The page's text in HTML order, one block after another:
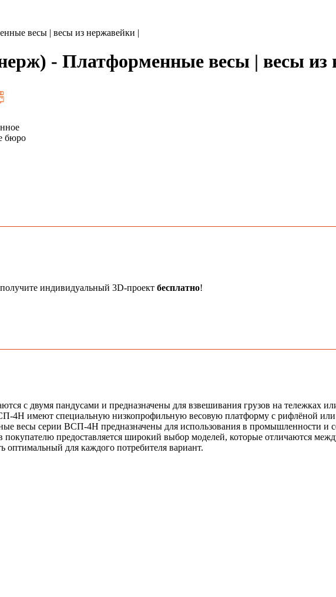
весы | весы из нержавейки |
- Платформенные весы | весы из
бюро
получите индивидуальный 3D-проект бесплатно!
с двумя пандусами и предназначены для взвешивания грузов на тележках
4Н имеют специальную низкопрофильную весовую платформу с рифлёной или
весы серии ВСП-4Н предназначены для использования в промышленности и
покупателю предоставляется широкий выбор моделей, которые отличаются
оптимальный для каждого потребителя вариант.